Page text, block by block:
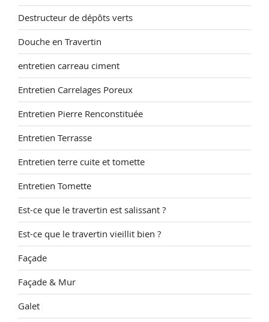
Destructeur de dépôts verts
Douche en Travertin
entretien carreau ciment
Entretien Carrelages Poreux
Entretien Pierre Renconstituée
Entretien Terrasse
Entretien terre cuite et tomette
Entretien Tomette
Est-ce que le travertin est salissant ?
Est-ce que le travertin vieillit bien ?
Façade
Façade & Mur
Galet